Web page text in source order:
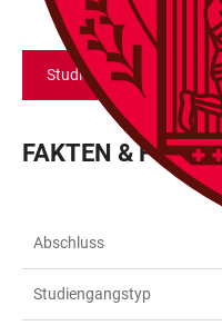
Studienfach merken und
FAKTEN &
Abschluss
Studiengangstyp